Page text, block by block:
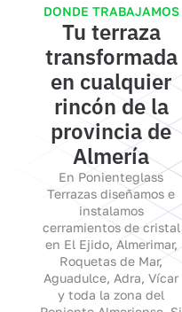
DONDE TRABAJAMOS
Tu terraza
transformada
en cualquier
rincón de la
provincia de
Almería
En Ponienteglass
Terrazas diseñamos e
instalamos
cerramientos de cristal
en El Ejido, Almerimar,
Roquetas de Mar,
Aguadulce, Adra, Vícar
y toda la zona del